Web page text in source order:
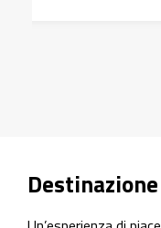
storico del